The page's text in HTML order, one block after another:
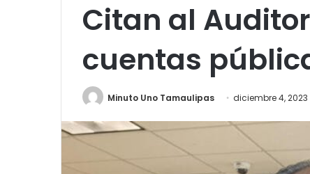
Citan al
cuentas
Minuto Uno Tamaulipas diciembre 4, 2023